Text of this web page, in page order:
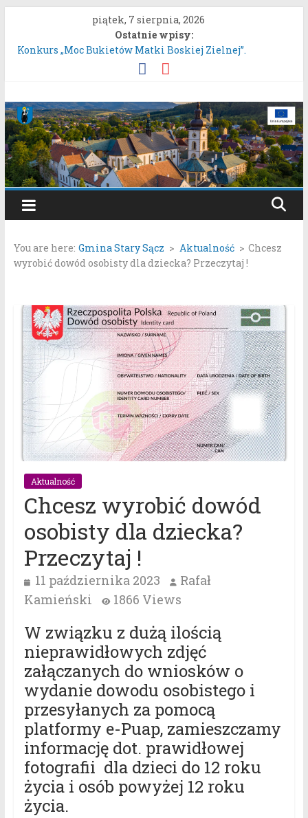
treści
piątek, 7 sierpnia, 2026
Ostatnie wpisy:
Konkurs „Moc Bukietów Matki Boskiej Zielnej”.
Konkurs Wieńców Dożynkowych Województwa
pn. „Integracyjna Grupa Teatralna” złożonej przez
Stowarzyszenie „Gniazdo”.
Konsultacje społeczne dotyczące zmiany „Miejscowego
planu zagospodarowania przestrzennego Mostki”.
Uproszczona oferta realizacji zadania publicznego.
Gmina
Stary
Sącz
Portal
Gminy
Stary
You are here: Gmina Stary Sącz > Aktualność > Chcesz
wyrobić dowód osobisty dla dziecka? Przeczytaj !
Aktualność
Chcesz wyrobić dowód
osobisty dla dziecka?
Przeczytaj !
11 października 2023
Rafał
Kamieński
1866 Views
W związku z dużą ilością
nieprawidłowych zdjęć
załączanych do wniosków o
wydanie dowodu osobistego i
przesyłanych za pomocą
platformy e-Puap, zamieszczamy
informację dot. prawidłowej
fotografii dla dzieci do 12 roku
życia i osób powyżej 12 roku
życia.